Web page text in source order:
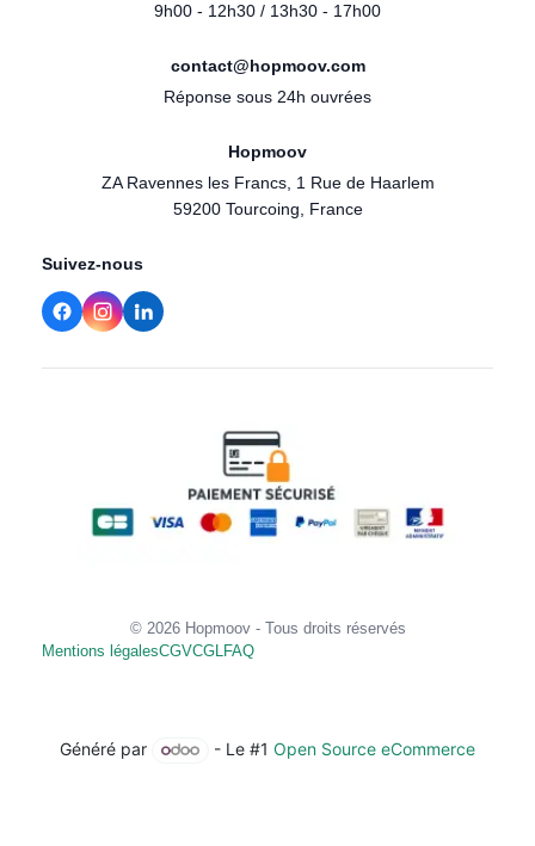
9h00 - 12h30 / 13h30 - 17h00
contact@hopmoov.com
Réponse sous 24h ouvrées
Hopmoov
ZA Ravennes les Francs, 1 Rue de Haarlem
59200 Tourcoing, France
Suivez-nous
© 2026 Hopmoov - Tous droits réservés
Mentions légalesCGVCGL FAQ
Généré par - Le #1Open Source eCommerce